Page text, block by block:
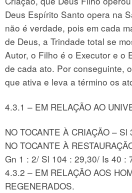
Deus Espírito Santo opera na
não é verdade, pois em cada
de Deus, a Trindade total se
Autor, o Filho é o Executor e o
de cada ato. Por conseguinte,
que ativa e leva a término os
4.3.1 – EM RELAÇÃO AO
NO TOCANTE À CRIAÇÃO –
NO TOCANTE À
Gn 1 : 2/ Sl 104 : 29,30/ Is 40 :
4.3.2 – EM RELAÇÃO AOS
REGENERADOS.